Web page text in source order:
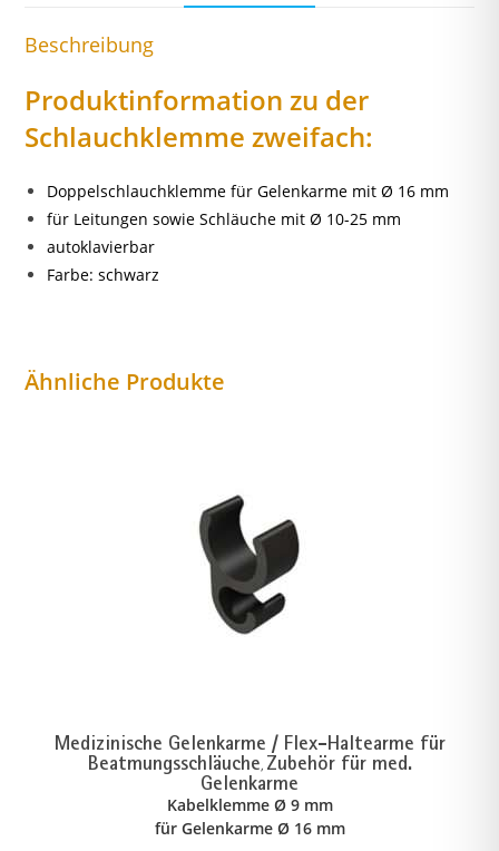
Beschreibung
Produktinformation zu der
Schlauchklemme zweifach:
Doppelschlauchklemme für Gelenkarme mit Ø 16 mm
für Leitungen sowie Schläuche mit Ø 10-25 mm
autoklavierbar
Farbe: schwarz
Ähnliche Produkte
Medizinische Gelenkarme / Flex-Haltearme für
Beatmungsschläuche, Zubehör für med.
Gelenkarme
Kabelklemme Ø 9 mm
für Gelenkarme Ø 16 mm